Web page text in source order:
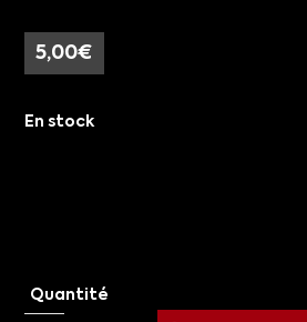
5,00€
En stock
Quantité